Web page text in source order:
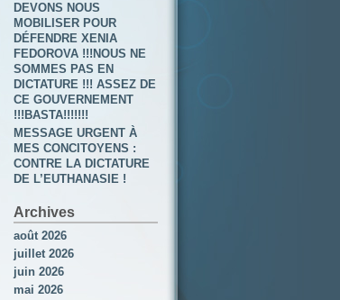
DEVONS NOUS
MOBILISER POUR
DÉFENDRE XENIA
FEDOROVA !!!NOUS NE
SOMMES PAS EN
DICTATURE !!! ASSEZ DE
CE GOUVERNEMENT
!!!BASTA!!!!!!!
MESSAGE URGENT À
MES CONCITOYENS :
CONTRE LA DICTATURE
DE L’EUTHANASIE !
Archives
août 2026
juillet 2026
juin 2026
mai 2026